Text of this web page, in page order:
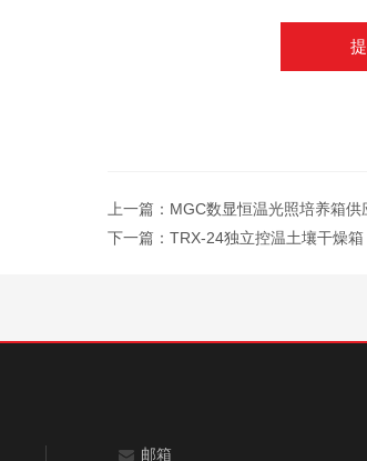
上一篇： MGC数显恒温光照培养箱供
下一篇： TRX-24独立控温土壤干燥箱
邮箱